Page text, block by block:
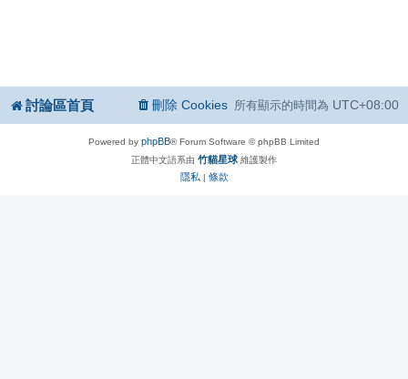
討論區首頁 所有顯示的時間為 UTC+08:00
刪除 Cookies
Powered by phpBB® Forum Software © phpBB Limited
正體中文語系由 竹貓星球 維護製作
隱私 | 條款